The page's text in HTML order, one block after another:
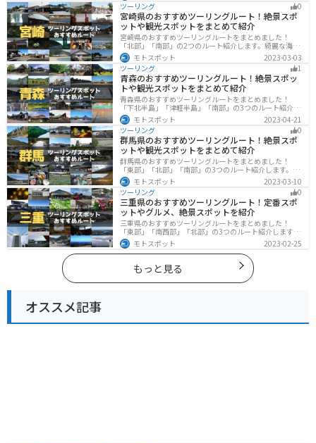
ットが多数あります。バイクで東北にツーリングに行く
際は参考にしてください。
ツーリング
0
宮崎県のおすすめツーリングルート！絶景スポ
ットや観光スポットをまとめて紹介
宮崎県のおすすめツーリングルートをまとめました！
「北部」「南部」の2つのルート紹介します。綺麗な海岸
線が特徴的な海・自然豊かな山・趣のある神社を満喫す
るツーリングができます。バイクで宮崎県にツーリング
に行く際は参考にしてください。
モトスポット
2023-03-03
ツーリング
1
青森のおすすめツーリングルート！絶景スポッ
トや観光スポットをまとめて紹介
青森県のおすすめツーリングルートをまとめました！
「下北半島」「津軽半島」「南部」の3つのルート紹介し
ます。自然に恵まれた風光明媚な景色や歴史文化に触れ
られる観光スポットが多くあります。バイクで青森県に
ツーリングに行く際は参考にしてください。
モトスポット
2023-04-21
ツーリング
0
群馬県のおすすめツーリングルート！絶景スポ
ットや観光スポットをまとめて紹介
群馬県のおすすめツーリングルートをまとめました！
「東部」「北部」「南部」の3つのルート紹介します。草
津温泉や伊香保温泉など全国でも有名な温泉や豊かな自
然を満喫するツーリングができます。バイクで群馬県に
ツーリングに行く際は参考にしてください。
モトスポット
2023-03-10
ツーリング
0
三重県のおすすめツーリングルート！定番スポ
ットやグルメ、絶景スポットを紹介
三重県のおすすめツーリングルートをまとめました！
「東部」「南西部」「北部」の3つのルート紹介します。
標高の高いスカイラインからリアス式海岸まであるの
で、飽きることなくツーリングを堪能できます。バイク
で三重県にツーリングに行く際は参考にしてください。
モトスポット 2023-02-25
もっと見る
オススメ記事